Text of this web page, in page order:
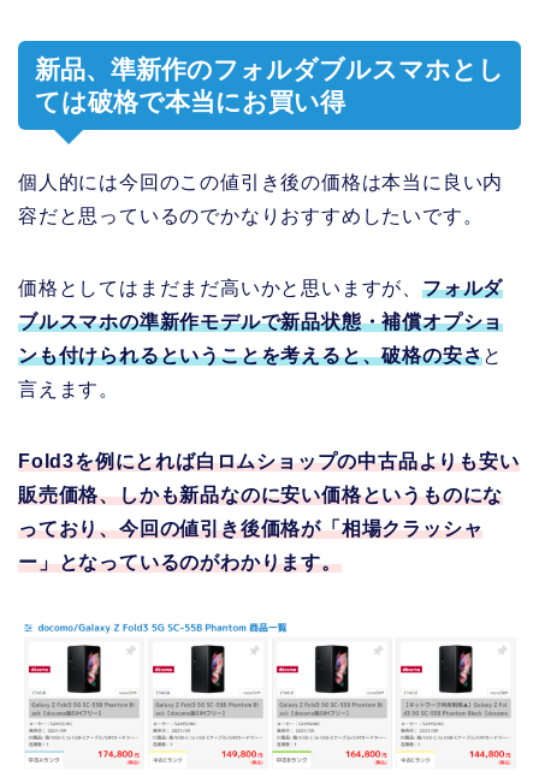
新品、準新作のフォルダブルスマホとし
ては破格で本当にお買い得
個人的には今回のこの値引き後の価格は本当に良い内
容だと思っているのでかなりおすすめしたいです。
価格としてはまだまだ高いかと思いますが、 フォルダ
ブルスマホの準新作モデルで新品状態・補償オプショ
ンも付けられるということを考えると、破格の安さと
言えます。
Fold3を例にとれば白ロムショップの中古品よりも安い
販売価格、しかも新品なのに安い価格というものにな
っており、今回の値引き後価格が「相場クラッシャ
ー」となっているのがわかります。